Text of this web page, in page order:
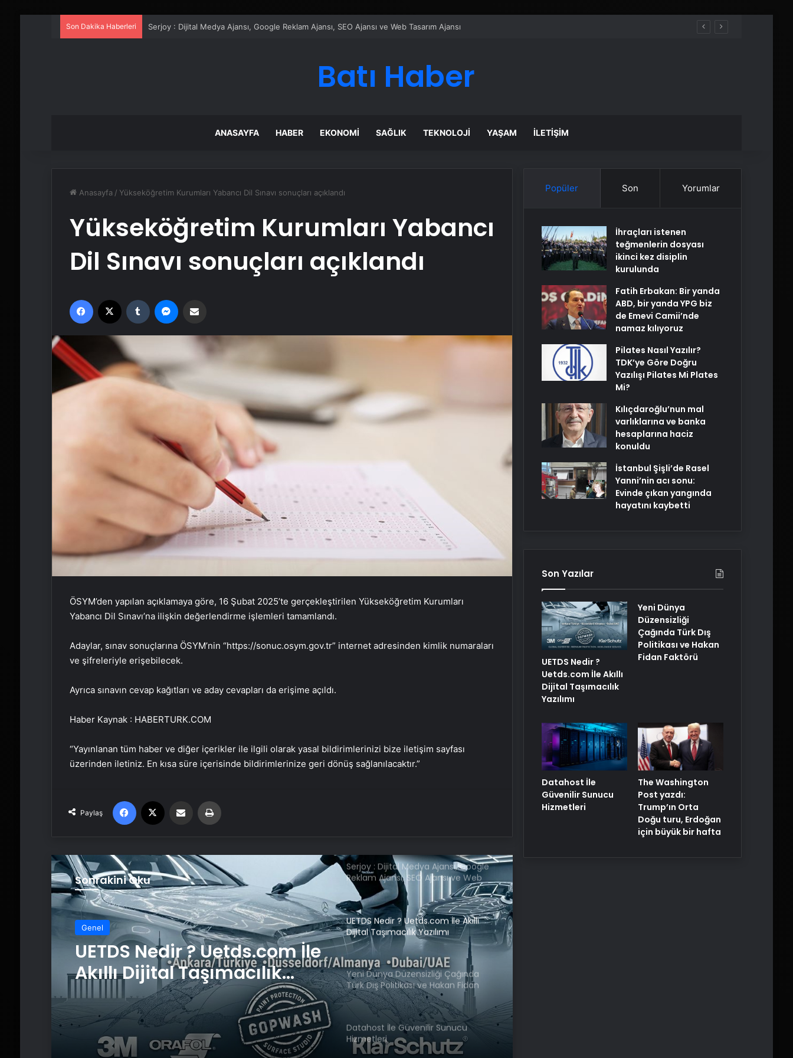
Son Dakika Haberleri UETDS Nedir ? Uetds.com İle Akıllı Dijital Taşımacılık Yazılımı
Batı Haber
ANASAYFA HABER EKONOMI SAĞLIK TEKNOLOJI YAŞAM İLETIŞIM
Anasayfa / Yükseköğretim Kurumları Yabancı Dil Sınavı sonuçları açıklandı
Yükseköğretim Kurumları Yabancı
Dil Sınavı sonuçları açıklandı
Facebook Tumblr
ÖSYM’den yapılan açıklamaya göre, 16 Şubat 2025’te gerçekleştirilen Yükseköğretim Kurumları
Yabancı Dil Sınavı’na ilişkin değerlendirme işlemleri tamamlandı.
Adaylar, sınav sonuçlarına ÖSYM’nin “https://sonuc.osym.gov.tr” internet adresinden kimlik numaraları
ve şifreleriyle erişebilecek.
Ayrıca sınavın cevap kağıtları ve aday cevapları da erişime açıldı.
Haber Kaynak : HABERTURK.COM
“Yayınlanan tüm haber ve diğer içerikler ile ilgili olarak yasal bildirimlerinizi bize iletişim sayfası
üzerinden iletiniz. En kısa süre içerisinde bildirimlerinize geri dönüş sağlanılacaktır.”
Paylaş
Facebook Email'den paylaş
Sonrakini Oku
Genel
UETDS Nedir ? Uetds.com İle
Akıllı Dijital Taşımacılık
Yazılımı
Türkiye’den Libya’ya seyahat uyarısı
Serjoy : Dijital Medya Ajansı, Google
Reklam Ajansı, SEO Ajansı ve Web
Tasarım Ajansı
UETDS Nedir ? Uetds.com İle Akıllı
Dijital Taşımacılık Yazılımı
Yeni Dünya Düzensizliği Çağında
Türk Dış Politikası ve Hakan Fidan
Faktörü
Datahost İle Güvenilir Sunucu
Hizmetleri
Popüler Son Yorumlar
İhraçları istenen
teğmenlerin dosyası
ikinci kez disiplin
kurulunda
Fatih Erbakan: Bir yanda
ABD, bir yanda YPG biz
de Emevi Camii’nde
namaz kılıyoruz
Pilates Nasıl Yazılır?
TDK’ye Göre Doğru
Yazılışı Pilates Mi Plates
Mi?
Kılıçdaroğlu’nun mal
varlıklarına ve banka
hesaplarına haciz
konuldu
İstanbul Şişli’de Rasel
Yanni’nin acı sonu:
Evinde çıkan yangında
hayatını kaybetti
Son Yazılar
UETDS Nedir ?
Uetds.com İle Akıllı
Dijital Taşımacılık
Yazılımı
Yeni Dünya
Düzensizliği
Çağında Türk Dış
Politikası ve Hakan
Fidan Faktörü
Datahost İle
Güvenilir Sunucu
Hizmetleri
The Washington
Post yazdı:
Trump’ın Orta
Doğu turu, Erdoğan
için büyük bir hafta